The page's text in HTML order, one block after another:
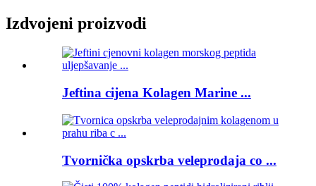
Izdvojeni proizvodi
Jeftina cijena Kolagen Marine ...
Tvornička opskrba veleprodaja co ...